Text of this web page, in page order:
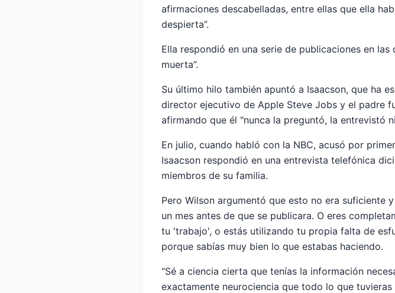
afirmaciones descabelladas, entre ellas que ella
despierta”.
Ella respondió en una serie de publicaciones en
muerta”.
Su último hilo también apuntó a Isaacson, que ha
director ejecutivo de Apple Steve Jobs y el padre
afirmando que él "nunca la preguntó, la entrevistó
En julio, cuando habló con la NBC, acusó por
Isaacson respondió en una entrevista telefónica
miembros de su familia.
Pero Wilson argumentó que esto no era suficiente
un mes antes de que se publicara. O eres
tu 'trabajo', o estás utilizando tu propia falta de
porque sabías muy bien lo que estabas haciendo.
“Sé a ciencia cierta que tenías la información
exactamente neurociencia que todo lo que